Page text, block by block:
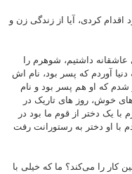
کردی، آیا از زندگی زن و
داشتیم، شوهرم را
آوردم که پسر بود، نام اش
که او هم پسر بود و نام
خوش، روز های تاریک در
یک دختر از قوم ما بود در
او دختر به رستورانت رفت
کار را می‌کند؟ ما که خیلی با